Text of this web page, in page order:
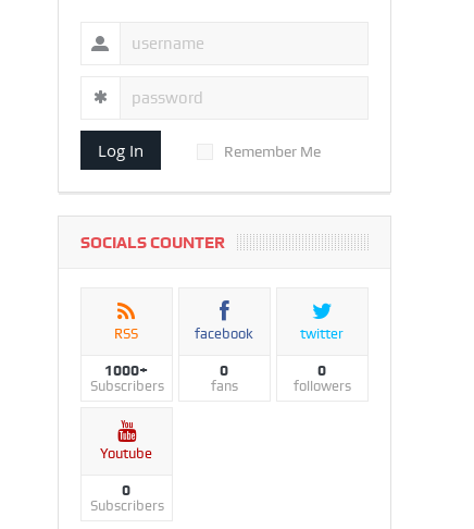
Log In Remember Me
SOCIALS COUNTER
RSS
1000+
Subscribers
facebook
0
fans
twitter
0
followers
Youtube
0
Subscribers